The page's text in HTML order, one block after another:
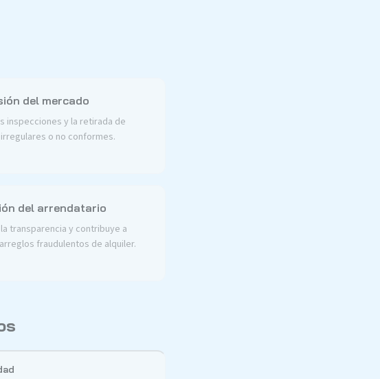
del mercado
inspecciones y la retirada de
o no conformes.
del arrendatario
transparencia y contribuye a
fraudulentos de alquiler.